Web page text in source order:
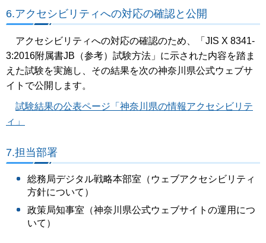
6.アクセシビリティへの対応の確認と公開
アクセシビリティへの対応の確認のため、「JIS X 8341-
3:2016附属書JB（参考）試験方法」に示された内容を踏ま
えた試験を実施し、その結果を次の神奈川県公式ウェブサ
イトで公開します。
試験結果の公表ページ「神奈川県の情報アクセシビリテ
ィ」
7.担当部署
総務局デジタル戦略本部室（ウェブアクセシビリティ
方針について）
政策局知事室（神奈川県公式ウェブサイトの運用につ
いて）